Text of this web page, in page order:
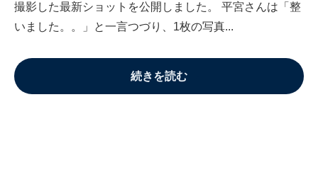
撮影した最新ショットを公開しました。 平宮さんは「整
いました。。」と一言つづり、1枚の写真...
続きを読む